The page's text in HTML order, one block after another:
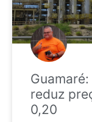
reduz
0,20